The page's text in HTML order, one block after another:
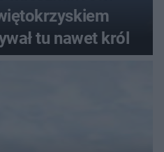
tu nawet król